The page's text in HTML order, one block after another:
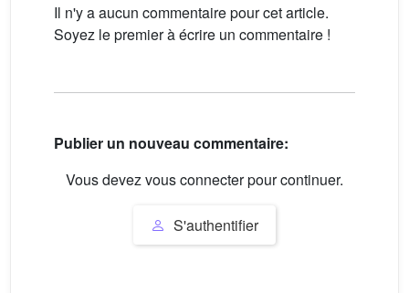
Il n'y a aucun commentaire pour cet article.
Soyez le premier à écrire un commentaire !
Publier un nouveau commentaire:
Vous devez vous connecter pour continuer.
S'authentifier